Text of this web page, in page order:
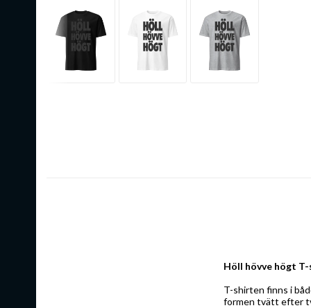
Höll hövve högt
T-shirten finns i
formen tvätt efter